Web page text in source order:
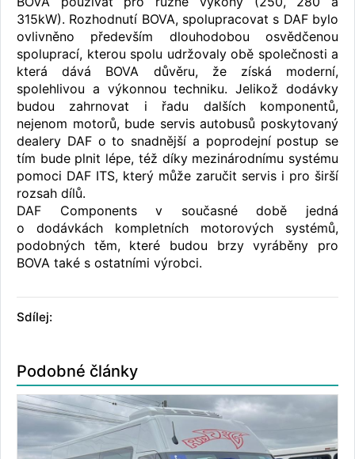
315kW). Rozhodnutí BOVA, spolupracovat s DAF bylo
ovlivněno především dlouhodobou osvědčenou
spoluprací, kterou spolu udržovaly obě společnosti a
která dává BOVA důvěru, že získá moderní,
spolehlivou a výkonnou techniku. Jelikož dodávky
budou zahrnovat i řadu dalších komponentů,
nejenom motorů, bude servis autobusů poskytovaný
dealery DAF o to snadnější a poprodejní postup se
tím bude plnit lépe, též díky mezinárodnímu systému
pomoci DAF ITS, který může zaručit servis i pro širší
rozsah dílů.
DAF Components v současné době jedná
o dodávkách kompletních motorových systémů,
podobných těm, které budou brzy vyráběny pro
BOVA také s ostatními výrobci.
Sdílej:
Podobné články